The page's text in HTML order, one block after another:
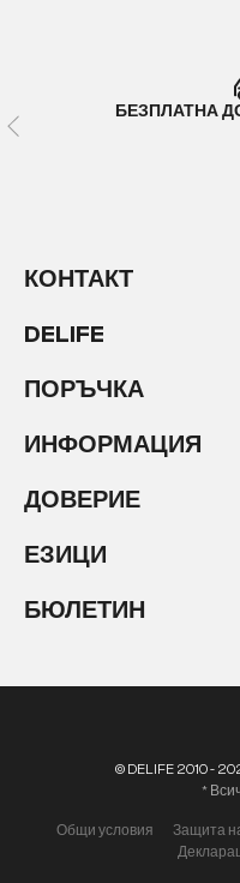
БЕЗПЛАТНА
КОНТАКТ
DELIFE
ПОРЪЧКА
ИНФОРМАЦИЯ
ДОВЕРИЕ
ЕЗИЦИ
БЮЛЕТИН
Общи условия Защита
© DELIFE 2010 -
*